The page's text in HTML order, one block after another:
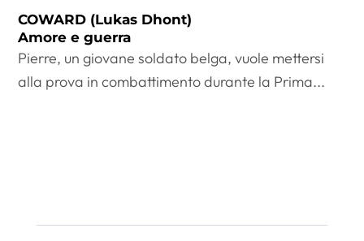
COWARD (Lukas Dhont)
Amore e guerra
Pierre, un giovane soldato belga, vuole mettersi
alla prova in combattimento durante la Prima...